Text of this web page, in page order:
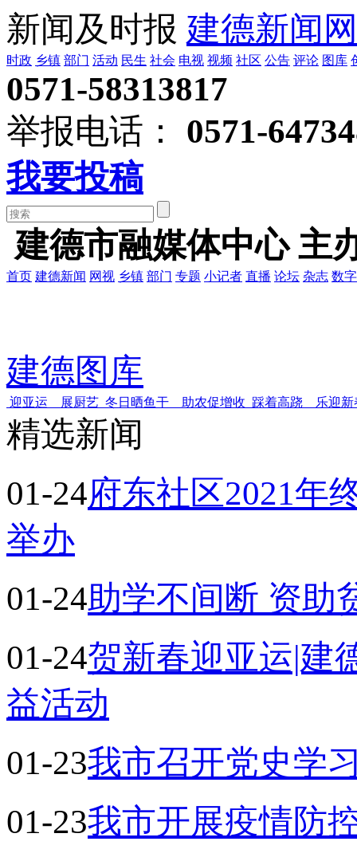
新闻及时报 建德新闻网
时政 乡镇 部门 活动 民生 社会 电视 视频 社区 公告 评论 图库
0571-58313817
举报电话：
0571-
我要投稿
建德市融媒体中心 主
首页 建德新闻 网视 乡镇 部门 专题 小记者 直播 论坛 杂志 数
建德图库
迎亚运 展厨艺 冬日晒鱼干 助农促增收 踩着高跷 乐迎新
精选新闻
01-24府东社区2021年
举办
01-24助学不间断 资助
01-24贺新春迎亚运|建
益活动
01-23我市召开党史学
01-23我市开展疫情防